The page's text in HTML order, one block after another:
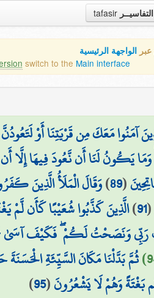
tafasir التفاسيــر
عبر الواجهة الرئيسية
switch to the Main interface
مَعَكَ مِن قَرْيَتِنَا أَوْ لَتَعُودُنَّ
يَكُونُ لَنَا أَن نَّعُودَ فِيهَا
(
89
)وَقَالَ الْمَلَأُ الَّذِينَ
(
91
)الَّذِينَ كَذَّبُوا شُعَيْبًا كَأَن لَّمْ
رَبِّي وَنَصَحْتُ لَكُمْ ۖ فَكَيْفَ آسَىٰ
ثُمَّ بَدَّلْنَا مَكَانَ السَّيِّئَةِ الْحَسَنَةَ
بَغْتَةً وَهُمْ لَا يَشْعُرُونَ(
95
)